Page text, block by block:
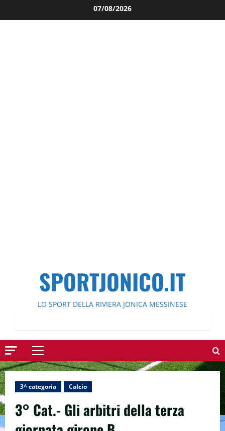
al
07/08/2026
SPORTJONICO.IT
LO SPORT DELLA RIVIERA JONICA MESSINESE
Menu
principale
3^ categoria Calcio
3° Cat.- Gli arbitri della terza